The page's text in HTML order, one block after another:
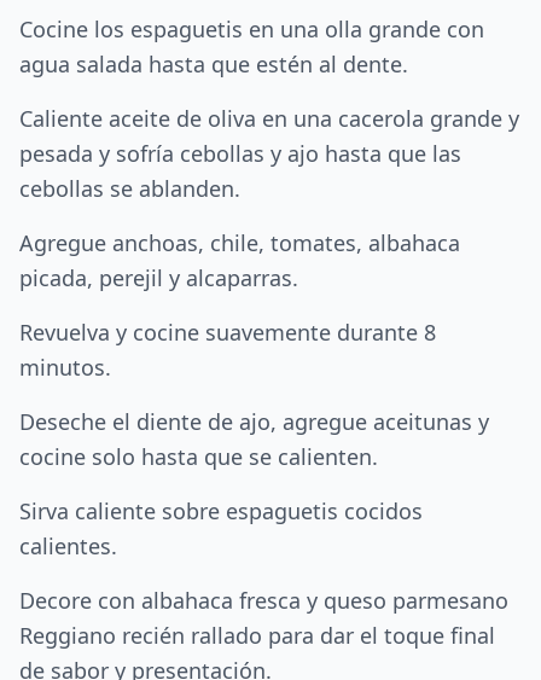
Cocine los espaguetis en una olla grande con
agua salada hasta que estén al dente.
Caliente aceite de oliva en una cacerola grande y
pesada y sofría cebollas y ajo hasta que las
cebollas se ablanden.
Agregue anchoas, chile, tomates, albahaca
picada, perejil y alcaparras.
Revuelva y cocine suavemente durante 8
minutos.
Deseche el diente de ajo, agregue aceitunas y
cocine solo hasta que se calienten.
Sirva caliente sobre espaguetis cocidos
calientes.
Decore con albahaca fresca y queso parmesano
Reggiano recién rallado para dar el toque final
de sabor y presentación.